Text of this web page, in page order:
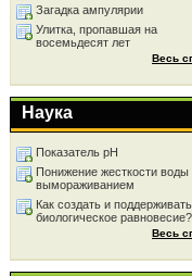
Загадка ампулярии
Улитка, пропавшая на
восемьдесят лет
Весь
Наука
Показатель рН
Понижение жесткоcти воды
вымораживанием
Как создать и поддерживать
биологическое равновесие?
Весь